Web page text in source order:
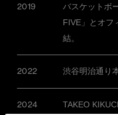
2019
バスケットボ
FIVE」とオフ
結。
2022 渋谷明治通り
2024 TAKEO